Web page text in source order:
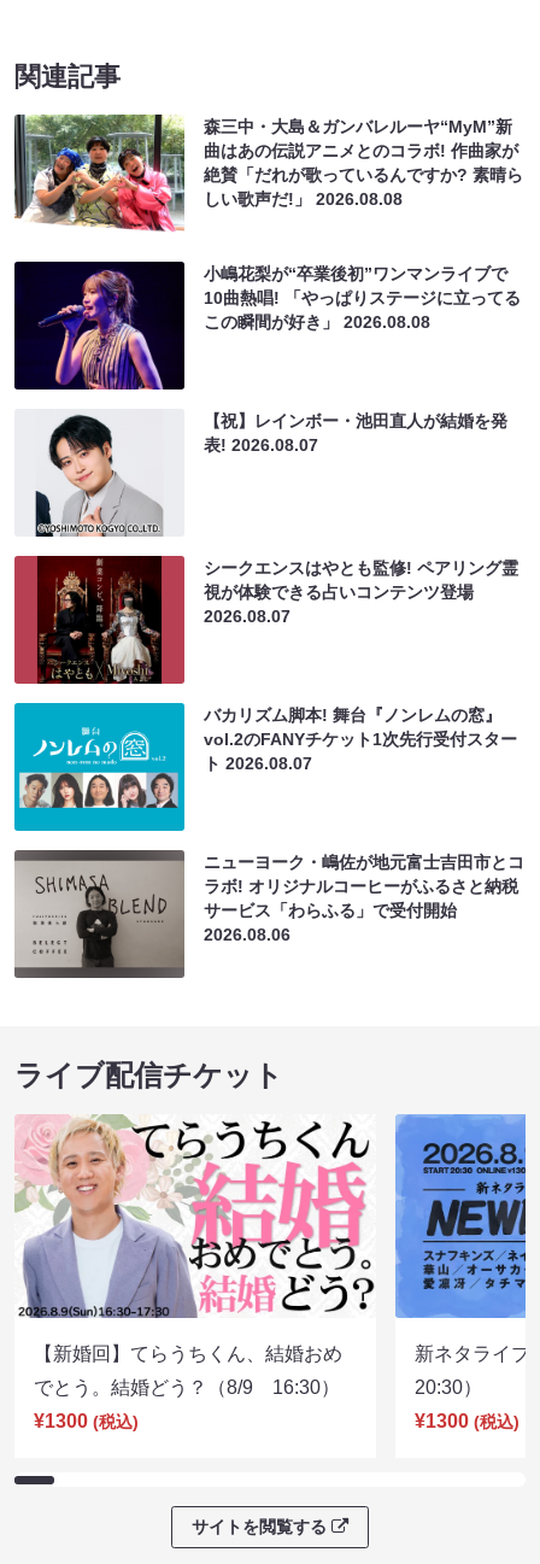
関連記事
森三中・大島＆ガンバレルーヤ“MyM”新
曲はあの伝説アニメとのコラボ! 作曲家が
絶賛「だれが歌っているんですか? 素晴ら
しい歌声だ!」2026.08.08
小嶋花梨が“卒業後初”ワンマンライブで
10曲熱唱! 「やっぱりステージに立ってる
この瞬間が好き」2026.08.08
【祝】レインボー・池田直人が結婚を発
表!2026.08.07
シークエンスはやとも監修! ペアリング霊
視が体験できる占いコンテンツ登場
2026.08.07
バカリズム脚本! 舞台『ノンレムの窓』
vol.2のFANYチケット1次先行受付スター
ト2026.08.07
ニューヨーク・嶋佐が地元富士吉田市とコ
ラボ! オリジナルコーヒーがふるさと納税
サービス「わらふる」で受付開始
2026.08.06
ライブ配信チケット
【新婚回】てらうちくん、結婚おめ
でとう。結婚どう？（8/9 16:30）
¥1300 (税込)
新ネタライ
20:30）
¥1300 (税込)
サイトを閲覧する